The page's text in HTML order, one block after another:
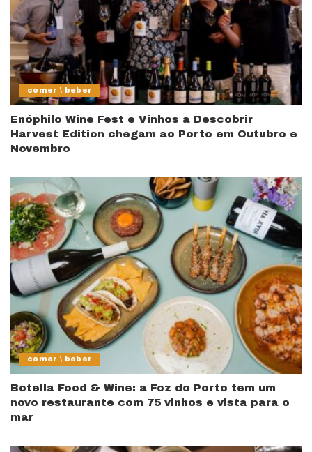
comer \ beber
Enóphilo Wine Fest e Vinhos a Descobrir
Harvest Edition chegam ao Porto em Outubro e
Novembro
comer \ beber
Botella Food & Wine: a Foz do Porto tem um
novo restaurante com 75 vinhos e vista para o
mar